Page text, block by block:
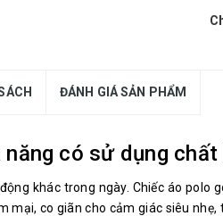
ĐÁNH GIÁ SẢN PHẨM
có sử dụng
khác trong ngày. Chiếc áo
mại, co giãn cho cảm giác siêu